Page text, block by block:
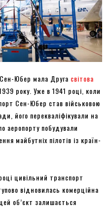
Юбер мала Друга світова
року. Уже в 1941 році, коли
Сен-Юбер став військовою
його перекваліфікували на
аеропорту побудували
майбутніх пілотів із країн-
цивільний транспорт
відновилась комерційна
об’єкт залишається